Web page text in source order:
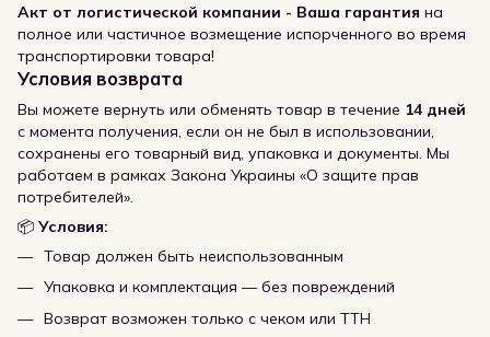
Акт от логистической компании - Ваша гарантия на
полное или частичное возмещение испорченного во время
транспортировки товара!
Условия возврата
Вы можете вернуть или обменять товар в течение 14 дней
с момента получения, если он не был в использовании,
сохранены его товарный вид, упаковка и документы. Мы
работаем в рамках Закона Украины «О защите прав
потребителей».
📦 Условия:
Товар должен быть неиспользованным
Упаковка и комплектация — без повреждений
Возврат возможен только с чеком или ТТН